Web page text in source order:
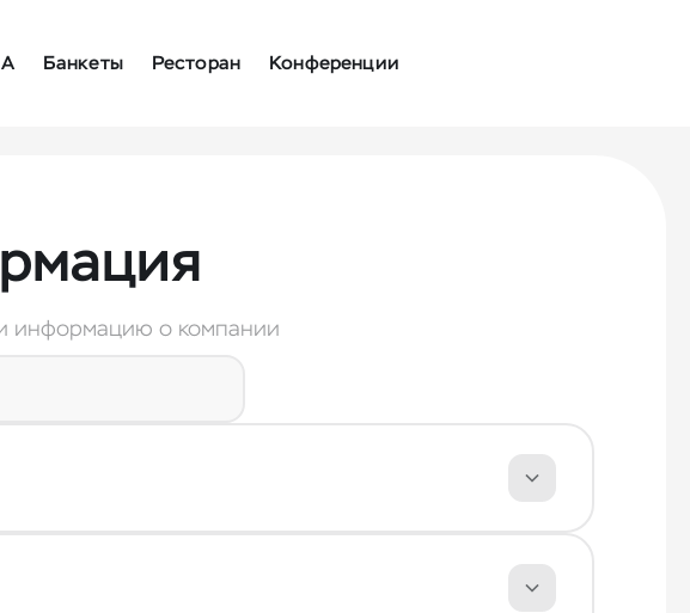
Банкеты Ресторан Конференции
информацию о компании